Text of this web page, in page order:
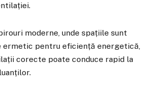
moderne, unde spațiile sunt
ermetic pentru eficiență energetică,
corecte poate conduce rapid la